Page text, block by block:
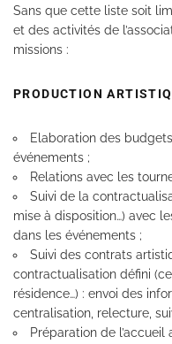
Sans que cette liste soit
et des activités de
missions :
PRODUCTION
Elaboration des
événements ;
Relations avec les
Suivi de la
mise à disposition…) avec
dans les événements ;
Suivi des contrats
contractualisation défini
résidence…) : envoi des
centralisation, relecture,
Préparation de